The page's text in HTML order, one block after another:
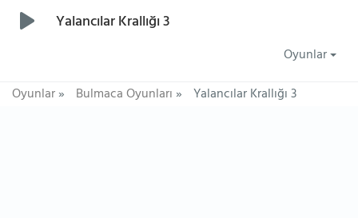
Yalancılar Krallığı 3
Oyunlar
Oyunlar» Bulmaca Oyunları» Yalancılar Krallığı 3